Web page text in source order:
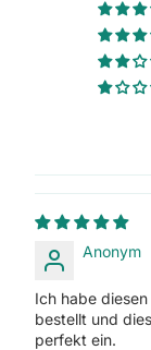
Anonym
Ich habe
bestellt und
perfekt ein.